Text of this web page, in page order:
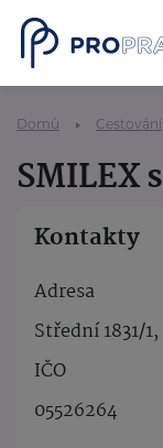
Domů Cestování
SMILEX
Kontakty
Adresa
Střední 1831/
IČO
05526264